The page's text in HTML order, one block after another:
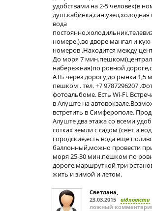
удобствами на 2-5 человек(в
душ.кабинка,сан.узел,холодная
вода
номере.),во дворе мангал и
номеров .Находится между
До моря 7
набережная)по ровной
АТБ через дорогу,до рынка 1,5
пешком . тел. +7 9787296207
фотоальбоме. Есть Wi-Fi.
в Алуште на
встретить в Симферополе.
Алуште два этажа со всеми
сотках земли с садом (свет и
городские,есть вода еще
баллонный,можно провести
моря 25-30 мин.пешком по
дороге,маршруткой три
жить и зимой и летом.
Светлана,
23.03.2015 відповісти
ложный